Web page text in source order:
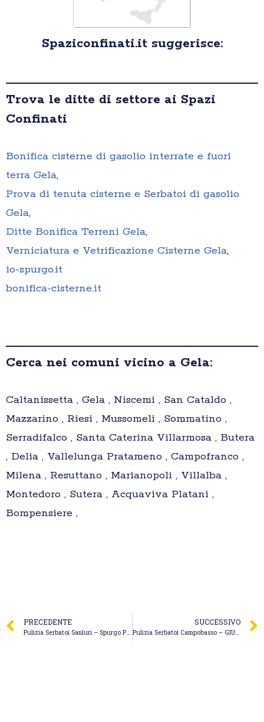
Spaziconfinati.it suggerisce:
Trova le ditte di settore ai Spazi
Confinati
Bonifica cisterne di gasolio interrate e fuori
terra Gela,
Prova di tenuta cisterne e Serbatoi di gasolio
Gela,
Ditte Bonifica Terreni Gela,
Verniciatura e Vetrificazione Cisterne Gela,
io-spurgo.it
bonifica-cisterne.it
Cerca nei comuni vicino a Gela:
Caltanissetta , Gela , Niscemi , San Cataldo ,
Mazzarino , Riesi , Mussomeli , Sommatino ,
Serradifalco , Santa Caterina Villarmosa , Butera
, Delia , Vallelunga Pratameno , Campofranco ,
Milena , Resuttano , Marianopoli , Villalba ,
Montedoro , Sutera , Acquaviva Platani ,
Bompensiere ,
PRECEDENTE
Pulizia Serbatoi Sanluri – Spurgo Pisci Francesco
SUCCESSIVO
Pulizia Serbatoi Campobasso – GIULIANI ENVIRONMENT